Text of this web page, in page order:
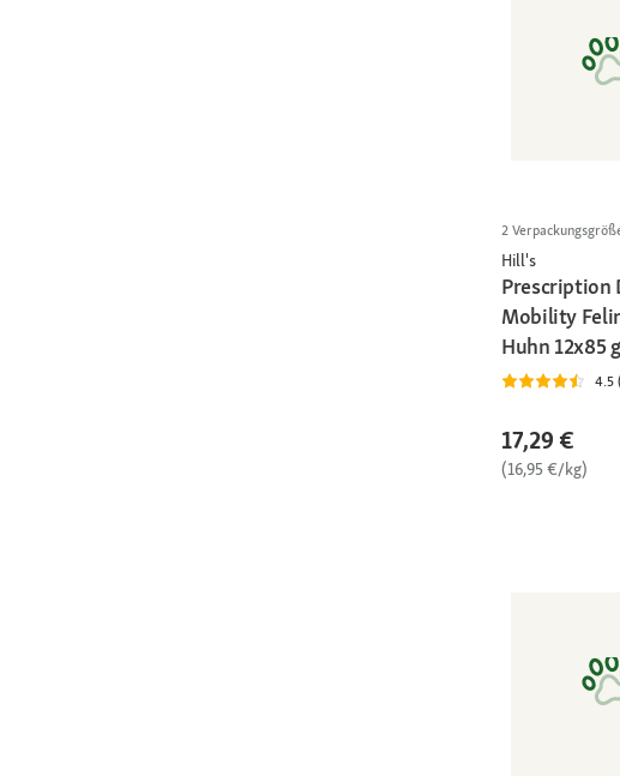
2
Hill's
Prescription
Mobility
Huhn 12x85 g
4.5
17,29 €
(16,95 €/kg)